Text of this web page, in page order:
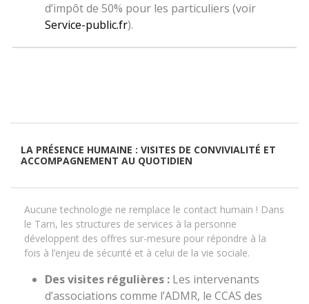
d’impôt de 50% pour les particuliers (voir
Service-public.fr).
LA PRÉSENCE HUMAINE : VISITES DE CONVIVIALITÉ ET
ACCOMPAGNEMENT AU QUOTIDIEN
Aucune technologie ne remplace le contact humain ! Dans
le Tarn, les structures de services à la personne
développent des offres sur-mesure pour répondre à la
fois à l’enjeu de sécurité et à celui de la vie sociale.
Des visites régulières : Les intervenants
d’associations comme l’ADMR, le CCAS des